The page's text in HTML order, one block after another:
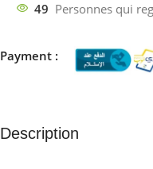
49 Personnes qui
Payment :
Description